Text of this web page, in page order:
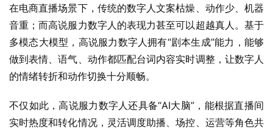
在电商直播场景下，传统的数字人文案枯燥、动作少、机器
音重；而高说服力数字人的表现力甚至可以超越真人。基于
多模态大模型，高说服力数字人拥有“剧本生成”能力，能够
做到表情、语气、动作都匹配台词内容实时调整，让数字人
的情绪转折和动作切换十分顺畅。
不仅如此，高说服力数字人还具备“AI大脑”，能根据直播间
实时热度和转化情况，灵活调度助播、场控、运营等角色共